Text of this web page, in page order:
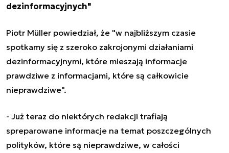
dezinformacyjnych"
Piotr Müller powiedział, że "w najbliższym czasie
spotkamy się z szeroko zakrojonymi działaniami
dezinformacyjnymi, które mieszają informacje
prawdziwe z informacjami, które są całkowicie
nieprawdziwe".
- Już teraz do niektórych redakcji trafiają
spreparowane informacje na temat poszczególnych
polityków, które są nieprawdziwe, w całości